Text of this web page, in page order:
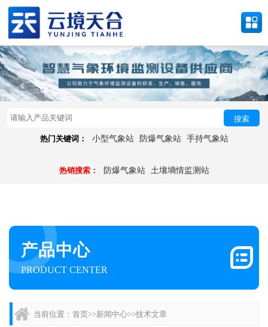
搜索
热门关键词： 小型气象站 防爆气象站 手持气象站
热销搜索： 防爆气象站 土壤墒情监测站
产品中心
PRODUCT CENTER
当前位置： 首页>>新闻中心>>技术文章